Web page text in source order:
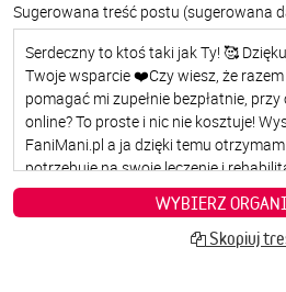
Sugerowana treść postu (sugerowana
WYBIERZ
Skopiuj